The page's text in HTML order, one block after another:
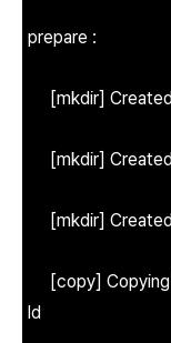
prepare :
[mkdir] Created
[mkdir] Created
[mkdir] Created
[copy] Copying
ld